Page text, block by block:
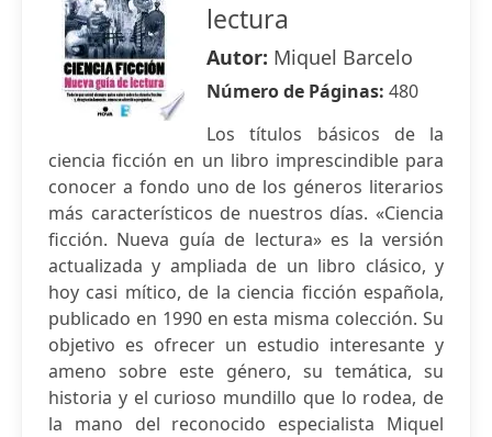
lectura
Autor: Miquel Barcelo
Número de Páginas: 480
Los títulos básicos de la
ciencia ficción en un libro imprescindible para
conocer a fondo uno de los géneros literarios
más característicos de nuestros días. «Ciencia
ficción. Nueva guía de lectura» es la versión
actualizada y ampliada de un libro clásico, y
hoy casi mítico, de la ciencia ficción española,
publicado en 1990 en esta misma colección. Su
objetivo es ofrecer un estudio interesante y
ameno sobre este género, su temática, su
historia y el curioso mundillo que lo rodea, de
la mano del reconocido especialista Miquel